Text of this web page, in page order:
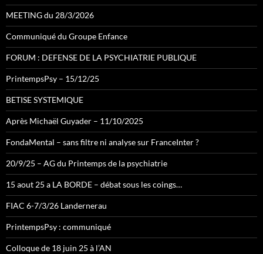
MEETING du 28/3/2026
Communiqué du Groupe Enfance
FORUM : DEFENSE DE LA PSYCHIATRIE PUBLIQUE
PrintempsPsy – 15/12/25
BETISE SYSTEMIQUE
Après Michaël Guyader – 11/10/2025
FondaMental – sans filtre ni analyse sur FranceInter ?
20/9/25 – AG du Printemps de la psychiatrie
15 aout 25 a LA BORDE – débat sous les coings…
FIAC 6-7/3/26 Landernerau
PrintempsPsy : communiqué
Colloque de 18 juin 25 à l’AN